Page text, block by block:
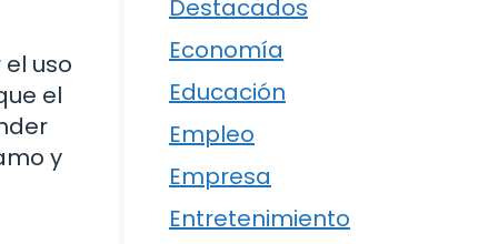
uso
el
y
Destacados
Economía
Educación
Empleo
Empresa
Entretenimiento